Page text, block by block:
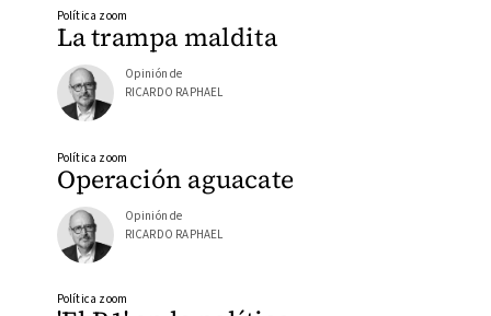
La trampa maldita
Política zoom
Opinión de
RICARDO RAPHAEL
Operación aguacate
Política zoom
Opinión de
RICARDO RAPHAEL
Política zoom